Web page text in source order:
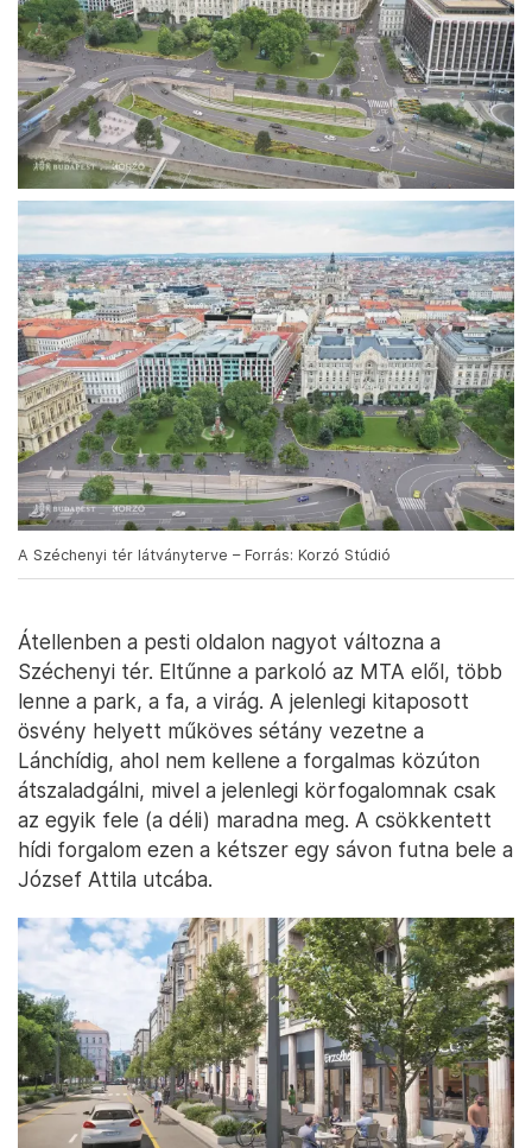
A Széchenyi tér látványterve – Forrás: Korzó Stúdió
Átellenben a pesti oldalon nagyot változna a
Széchenyi tér. Eltűnne a parkoló az MTA elől, több
lenne a park, a fa, a virág. A jelenlegi kitaposott
ösvény helyett műköves sétány vezetne a
Lánchídig, ahol nem kellene a forgalmas közúton
átszaladgálni, mivel a jelenlegi körfogalomnak csak
az egyik fele (a déli) maradna meg. A csökkentett
hídi forgalom ezen a kétszer egy sávon futna bele a
József Attila utcába.